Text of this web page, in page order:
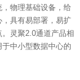
物理基础设备，给
具有易部署，易扩
灵聚2.0通道产品相
中小型数据中心的